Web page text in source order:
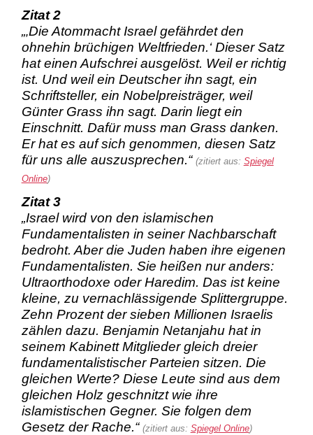
Zitat 2
„‚Die Atommacht Israel gefährdet den
ohnehin brüchigen Weltfrieden.‘Dieser Satz
hat einen Aufschrei ausgelöst. Weil er richtig
ist. Und weil ein Deutscher ihn sagt, ein
Schriftsteller, ein Nobelpreisträger, weil
Günter Grass ihn sagt. Darin liegt ein
Einschnitt. Dafür muss man Grass danken.
Er hat es auf sich genommen, diesen Satz
für uns alle auszusprechen.“ (zitiert aus: Spiegel
Online)
Zitat 3
„Israel wird von den islamischen
Fundamentalisten in seiner Nachbarschaft
bedroht. Aber die Juden haben ihre eigenen
Fundamentalisten. Sie heißen nur anders:
Ultraorthodoxe oder Haredim. Das ist keine
kleine, zu vernachlässigende Splittergruppe.
Zehn Prozent der sieben Millionen Israelis
zählen dazu. Benjamin Netanjahu hat in
seinem Kabinett Mitglieder gleich dreier
fundamentalistischer Parteien sitzen. Die
gleichen Werte? Diese Leute sind aus dem
gleichen Holz geschnitzt wie ihre
islamistischen Gegner. Sie folgen dem
Gesetz der Rache.“ (zitiert aus: Spiegel Online)